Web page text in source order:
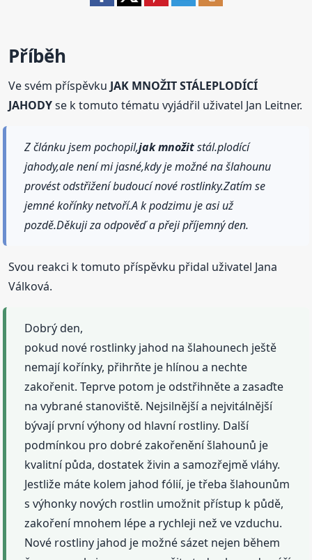
Příběh
Ve svém příspěvku JAK MNOŽIT STÁLEPLODÍCÍ
JAHODYse k tomuto tématu vyjádřil uživatel Jan Leitner.
Z článku jsem pochopil,jak množitstál.plodící
jahody,ale není mi jasné,kdy je možné na šlahounu
provést odstřižení budoucí nové rostlinky.Zatím se
jemné kořínky netvoří.A k podzimu je asi už
pozdě.Děkuji za odpověď a přeji příjemný den.
Svou reakci k tomuto příspěvku přidal uživatel Jana
Válková.
Dobrý den,
pokud nové rostlinky jahod na šlahounech ještě
nemají kořínky, přihrňte je hlínou a nechte
zakořenit. Teprve potom je odstřihněte a zasaďte
na vybrané stanoviště. Nejsilnější a nejvitálnější
bývají první výhony od hlavní rostliny. Další
podmínkou pro dobré zakořenění šlahounů je
kvalitní půda, dostatek živin a samozřejmě vláhy.
Jestliže máte kolem jahod fólií, je třeba šlahounům
s výhonky nových rostlin umožnit přístup k půdě,
zakoření mnohem lépe a rychleji než ve vzduchu.
Nové rostliny jahod je možné sázet nejen během